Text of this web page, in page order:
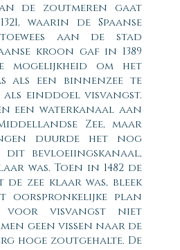
de zoutmeren gaat
waarin de Spaanse
aan de stad
kroon gaf in 1389
mogelijkheid om het
als een binnenzee te
einddoel visvangst.
een waterkanaal aan
Zee, maar
duurde het nog
bevloeiingskanaal,
was. Toen in 1482 de
zee klaar was, bleek
oorspronkelijke plan
voor visvangst niet
geen vissen naar de
hoge zoutgehalte. De